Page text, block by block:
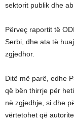
sektorit publik dhe
Përveç raportit të
Serbi, dhe ata të
zgjedhor.
Ditë më parë, edhe
që bën thirrje për
në zgjedhje, si dhe
vërtetohet që